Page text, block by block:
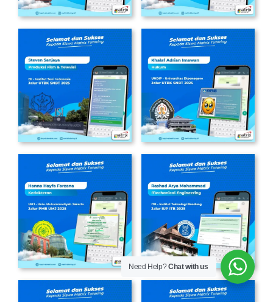
Need Help?Chat with us